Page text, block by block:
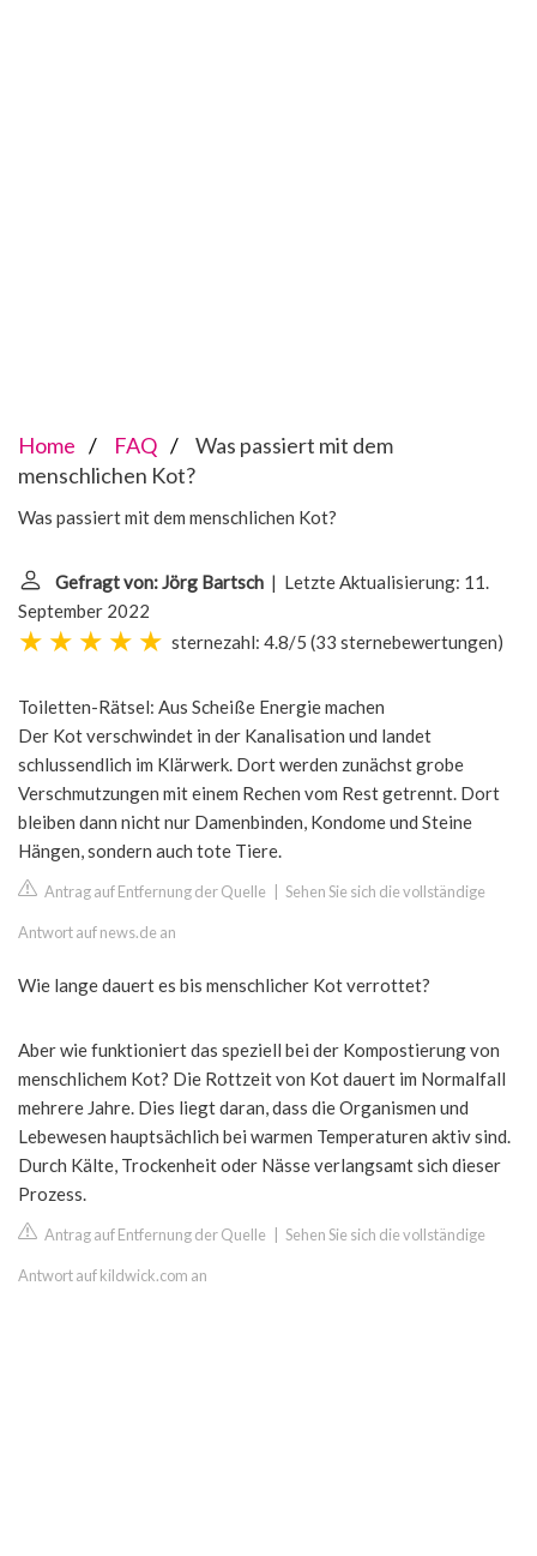
Home FAQ
Was passiert mit dem
menschlichen Kot?
Was passiert mit dem menschlichen Kot?
Gefragt von: Jörg Bartsch | Letzte Aktualisierung: 11.
September 2022
sternezahl: 4.8/5 (33 sternebewertungen)
Toiletten-Rätsel: Aus Scheiße Energie machen
Der Kot verschwindet in der Kanalisation und landet
schlussendlich im Klärwerk. Dort werden zunächst grobe
Verschmutzungen mit einem Rechen vom Rest getrennt. Dort
bleiben dann nicht nur Damenbinden, Kondome und Steine
Hängen, sondern auch tote Tiere.
Antrag auf Entfernung der Quelle Sehen Sie sich die vollständige
Antwort auf news.de an
Wie lange dauert es bis menschlicher Kot verrottet?
Aber wie funktioniert das speziell bei der Kompostierung von
menschlichem Kot? Die Rottzeit von Kot dauert im Normalfall
mehrere Jahre. Dies liegt daran, dass die Organismen und
Lebewesen hauptsächlich bei warmen Temperaturen aktiv sind.
Durch Kälte, Trockenheit oder Nässe verlangsamt sich dieser
Prozess.
Antrag auf Entfernung der Quelle Sehen Sie sich die vollständige
Antwort auf kildwick.com an